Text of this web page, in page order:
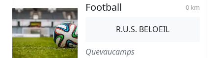
Football 0 km
R.U.S. BELOEIL
Quevaucamps